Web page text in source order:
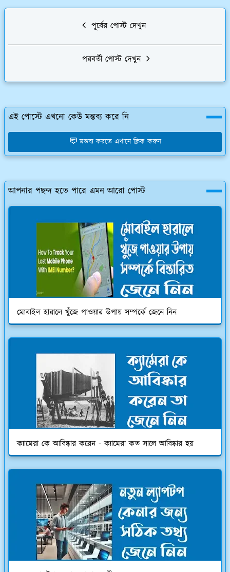
পূর্বের পোস্ট দেখুন
পরবর্তী পোস্ট দেখুন
এই পোস্টে এখনো কেউ মন্তব্য করে নি
মন্তব্য করতে এখানে ক্লিক করুন
আপনার পছন্দ হতে পারে এমন আরো পোস্ট
মোবাইল হারালে খুঁজে পাওয়ার উপায় সম্পর্কে জেনে নিন
ক্যামেরা কে আবিষ্কার করেন - ক্যামেরা কত সালে আবিষ্কার হয়